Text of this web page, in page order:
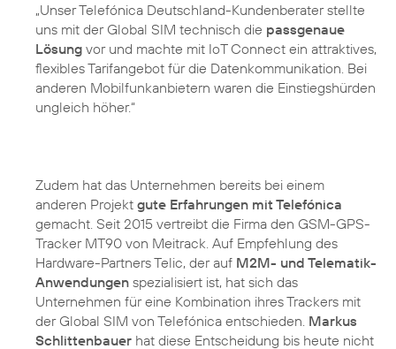
„Unser Telefónica Deutschland-Kundenberater stellte
uns mit der Global SIM technisch die passgenaue
Lösung vor und machte mit IoT Connect ein attraktives,
flexibles Tarifangebot für die Datenkommunikation. Bei
anderen Mobilfunkanbietern waren die Einstiegshürden
ungleich höher.“
Zudem hat das Unternehmen bereits bei einem
anderen Projekt gute Erfahrungen mit Telefónica
gemacht. Seit 2015 vertreibt die Firma den GSM-GPS-
Tracker MT90 von Meitrack. Auf Empfehlung des
Hardware-Partners Telic, der auf M2M- und Telematik-
Anwendungen spezialisiert ist, hat sich das
Unternehmen für eine Kombination ihres Trackers mit
der Global SIM von Telefónica entschieden. Markus
Schlittenbauer hat diese Entscheidung bis heute nicht